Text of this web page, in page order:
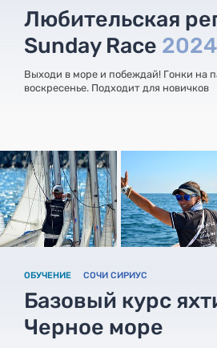
Любительская
Sunday Race 2024
Выходи в море и побеждай! Гонки на
воскресенье. Подходит для новичков
ОБУЧЕНИЕ СОЧИ СИРИУС
Базовый курс
Черное море